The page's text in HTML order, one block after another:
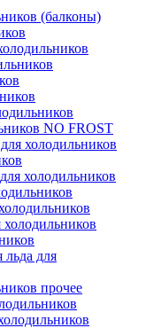
(балконы)
NO FROST
холодильников
холодильников
для
прочее